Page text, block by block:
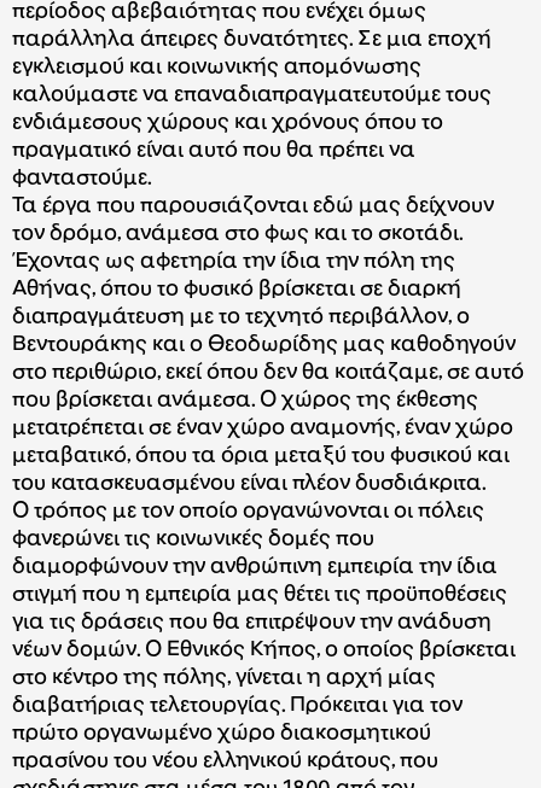
περίοδος αβεβαιότητας που ενέχει όμως
παράλληλα άπειρες δυνατότητες. Σε μια εποχή
εγκλεισμού και κοινωνικής απομόνωσης
καλούμαστε να επαναδιαπραγματευτούμε τους
ενδιάμεσους χώρους και χρόνους όπου το
πραγματικό είναι αυτό που θα πρέπει να
φανταστούμε.
Τα έργα που παρουσιάζονται εδώ μας δείχνουν
τον δρόμο, ανάμεσα στο φως και το σκοτάδι.
Έχοντας ως αφετηρία την ίδια την πόλη της
Αθήνας, όπου το φυσικό βρίσκεται σε διαρκή
διαπραγμάτευση με το τεχνητό περιβάλλον, ο
Βεντουράκης και ο Θεοδωρίδης μας καθοδηγούν
στο περιθώριο, εκεί όπου δεν θα κοιτάζαμε, σε αυτό
που βρίσκεται ανάμεσα. Ο χώρος της έκθεσης
μετατρέπεται σε έναν χώρο αναμονής, έναν χώρο
μεταβατικό, όπου τα όρια μεταξύ του φυσικού και
του κατασκευασμένου είναι πλέον δυσδιάκριτα.
Ο τρόπος με τον οποίο οργανώνονται οι πόλεις
φανερώνει τις κοινωνικές δομές που
διαμορφώνουν την ανθρώπινη εμπειρία την ίδια
στιγμή που η εμπειρία μας θέτει τις προϋποθέσεις
για τις δράσεις που θα επιτρέψουν την ανάδυση
νέων δομών. Ο Εθνικός Κήπος, ο οποίος βρίσκεται
στο κέντρο της πόλης, γίνεται η αρχή μίας
διαβατήριας τελετουργίας. Πρόκειται για τον
πρώτο οργανωμένο χώρο διακοσμητικού
πρασίνου του νέου ελληνικού κράτους, που